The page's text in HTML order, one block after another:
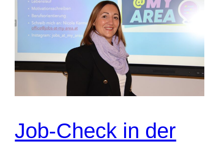
Job-Check in der